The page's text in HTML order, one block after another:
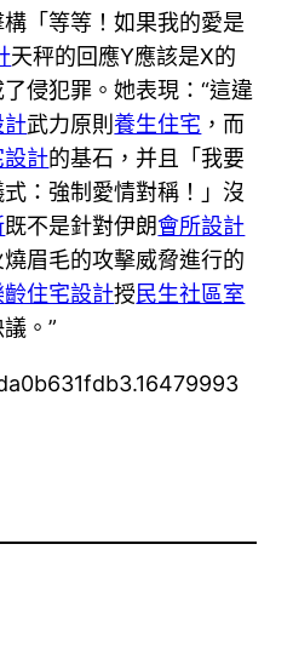
「等等！如果我的愛是
天秤的回應Y應該是X的
侵犯罪。她表現：“這違
計武力原則養生住宅 ，而
設計的基石，并且「我要
：強制愛情對稱！」沒
既不是針對伊朗會所設計
眉毛的攻擊威脅進行的
齡住宅設計授民生社區室
。”